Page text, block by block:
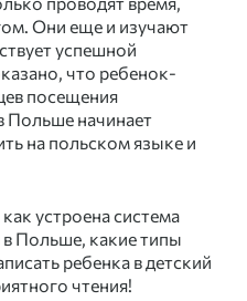
Они еще и изучают
успешной
что ребенок-
посещения
Польше начинает
на польском языке и
устроена система
Польше, какие типы
ребенка в детский
чтения!